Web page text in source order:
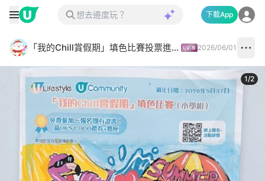
下載App
「我的Chill賞假期」填色比賽投票進行中✅ 2026/06/01
1/2